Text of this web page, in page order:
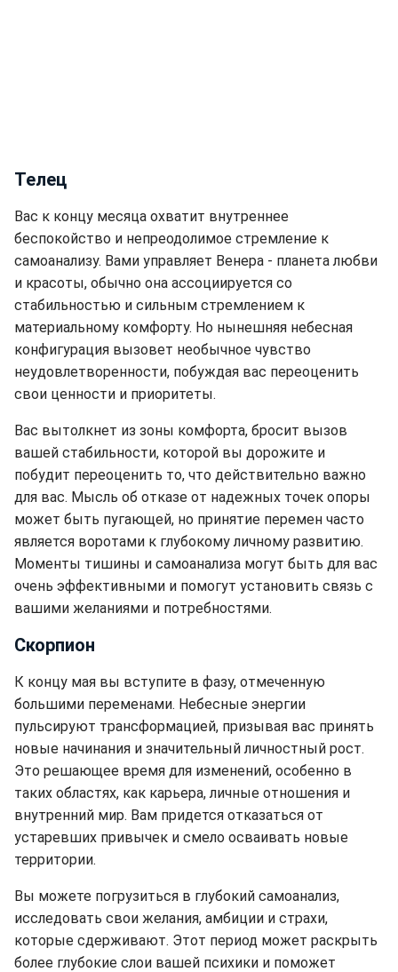
Телец
Вас к концу месяца охватит внутреннее
беспокойство и непреодолимое стремление к
самоанализу. Вами управляет Венера - планета любви
и красоты, обычно она ассоциируется со
стабильностью и сильным стремлением к
материальному комфорту. Но нынешняя небесная
конфигурация вызовет необычное чувство
неудовлетворенности, побуждая вас переоценить
свои ценности и приоритеты.
Вас вытолкнет из зоны комфорта, бросит вызов
вашей стабильности, которой вы дорожите и
побудит переоценить то, что действительно важно
для вас. Мысль об отказе от надежных точек опоры
может быть пугающей, но принятие перемен часто
является воротами к глубокому личному развитию.
Моменты тишины и самоанализа могут быть для вас
очень эффективными и помогут установить связь с
вашими желаниями и потребностями.
Скорпион
К концу мая вы вступите в фазу, отмеченную
большими переменами. Небесные энергии
пульсируют трансформацией, призывая вас принять
новые начинания и значительный личностный рост.
Это решающее время для изменений, особенно в
таких областях, как карьера, личные отношения и
внутренний мир. Вам придется отказаться от
устаревших привычек и смело осваивать новые
территории.
Вы можете погрузиться в глубокий самоанализ,
исследовать свои желания, амбиции и страхи,
которые сдерживают. Этот период может раскрыть
более глубокие слои вашей психики и поможет